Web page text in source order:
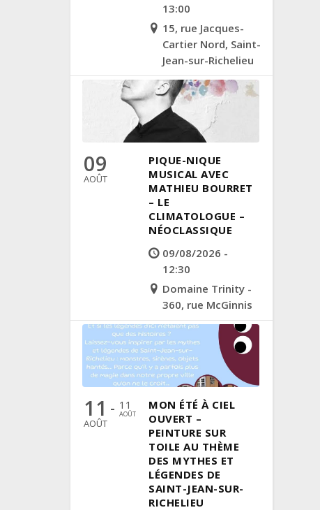
13:00
15, rue Jacques-
Cartier Nord, Saint-
Jean-sur-Richelieu
09
AOÛT
PIQUE-NIQUE
MUSICAL AVEC
MATHIEU BOURRET
– LE
CLIMATOLOGUE –
NÉOCLASSIQUE
09/08/2026 -
12:30
Domaine Trinity -
360, rue McGinnis
11
AOÛT
- 11
AOÛT
MON ÉTÉ À CIEL
OUVERT –
PEINTURE SUR
TOILE AU THÈME
DES MYTHES ET
LÉGENDES DE
SAINT-JEAN-SUR-
RICHELIEU